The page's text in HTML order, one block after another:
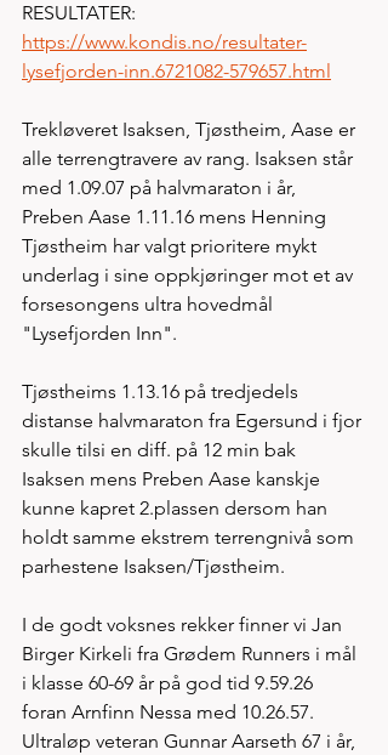
RESULTATER:
https://www.kondis.no/resultater-
lysefjorden-inn.6721082-579657.html
Trekløveret Isaksen, Tjøstheim, Aase er
alle terrengtravere av rang. Isaksen står
med 1.09.07 på halvmaraton i år,
Preben Aase 1.11.16 mens Henning
Tjøstheim har valgt prioritere mykt
underlag i sine oppkjøringer mot et av
forsesongens ultra hovedmål
"Lysefjorden Inn".
Tjøstheims 1.13.16 på tredjedels
distanse halvmaraton fra Egersund i fjor
skulle tilsi en diff. på 12 min bak
Isaksen mens Preben Aase kanskje
kunne kapret 2.plassen dersom han
holdt samme ekstrem terrengnivå som
parhestene Isaksen/Tjøstheim.
I de godt voksnes rekker finner vi Jan
Birger Kirkeli fra Grødem Runners i mål
i klasse 60-69 år på god tid 9.59.26
foran Arnfinn Nessa med 10.26.57.
Ultraløp veteran Gunnar Aarseth 67 i år,